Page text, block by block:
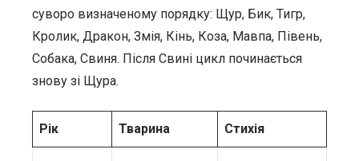
суворо визначеному порядку: Щур, Бик, Тигр,
Кролик, Дракон, Змія, Кінь, Коза, Мавпа, Півень,
Собака, Свиня. Після Свині цикл починається
знову зі Щура.
Рік Тварина Стихія